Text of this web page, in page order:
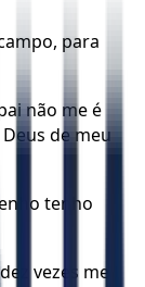
para
não me é
de meu
tenho
vezes me